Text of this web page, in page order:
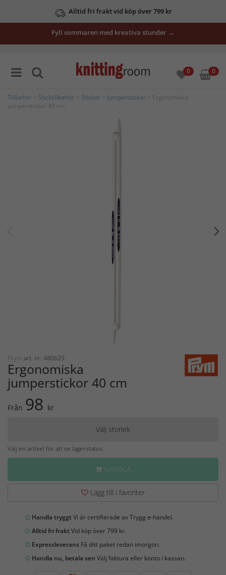
Alltid fri frakt vid köp över 799 kr
Fyll sommaren med kreativa stunder →
0 0
Tillbehör Sticktillbehör Stickor Jumperstickor > Ergonomiska
jumperstickor 40 cm
Prym art. nr: 480629
Ergonomiska
jumperstickor 40 cm
Från 98 kr
Välj storlek
Välj en artikel för att se lagerstatus.
HANDLA
Lägg till i favoriter
Handla tryggtVi är certifierade av Trygg e-handel.
Alltid fri fraktVid köp över 799 kr.
Expressleverans Få ditt paket redan imorgon.
Handla nu, betala sen Välj faktura eller konto i kassan.